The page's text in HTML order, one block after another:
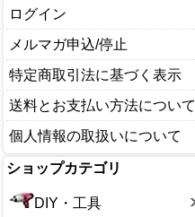
ログイン
メルマガ申込/停止
特定商取引法に基づく表示
送料とお支払い方法について
個人情報の取扱いについて
ショップカテゴリ
DIY・工具